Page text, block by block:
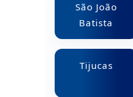
São João
Batista
Tijucas